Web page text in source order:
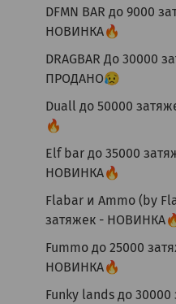
DFMN BAR до 9000
НОВИНКА🔥
DRAGBAR До 30000
ПРОДАНО😥
Duall до 50000
🔥
Elf bar до 35000
НОВИНКА🔥
Flabar и Ammo (by
затяжек -
Fummo до 25000
НОВИНКА🔥
Funky lands до 30000